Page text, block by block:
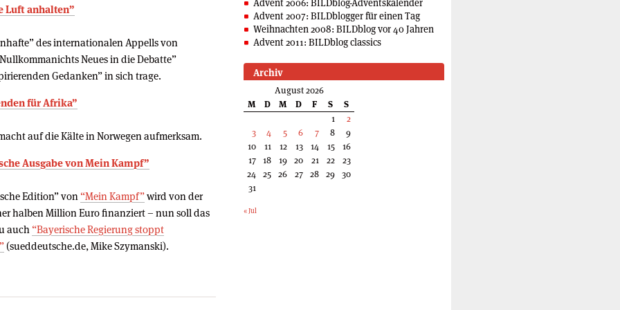
Luft anhalten”
des internationalen Appells von
Neues in die Debatte”
Gedanken” in sich trage.
für Afrika”
auf die Kälte in Norwegen aufmerksam.
Ausgabe von Mein Kampf”
Edition” von “Mein Kampf”wird von der
halben Million Euro finanziert – nun soll das
auch “Bayerische Regierung stoppt
(sueddeutsche.de, Mike Szymanski).
Advent 2006: BILDblog-Adventskalender
Advent 2007: BILDblogger für einen Tag
Weihnachten 2008: BILDblog vor 40 Jahren
Advent 2011: BILDblog classics
Archiv
August 2026
M
D M D F S
S
1
2
3
4 5 6 7 8
9
10
11 12 13 14 15
16
17 18 19 20 21 22
23
24 25 26 27 28 29 30
31
« Jul